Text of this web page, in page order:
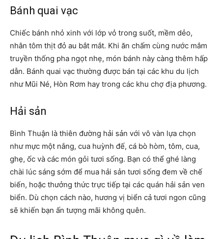
Bánh quai vạc
Chiếc bánh nhỏ xinh với lớp vỏ trong suốt, mềm dẻo,
nhân tôm thịt đỏ au bắt mắt. Khi ăn chấm cùng nước mắm
truyền thống pha ngọt nhẹ, món bánh này càng thêm hấp
dẫn. Bánh quai vạc thường được bán tại các khu du lịch
như Mũi Né, Hòn Rơm hay trong các khu chợ địa phương.
Hải sản
Bình Thuận là thiên đường hải sản với vô vàn lựa chọn
như mực một nắng, cua huỳnh đế, cá bò hòm, tôm, cua,
ghẹ, ốc và các món gỏi tươi sống. Bạn có thể ghé làng
chài lúc sáng sớm để mua hải sản tươi sống đem về chế
biến, hoặc thưởng thức trực tiếp tại các quán hải sản ven
biển. Dù chọn cách nào, hương vị biển cả tươi ngon cũng
sẽ khiến bạn ấn tượng mãi không quên.